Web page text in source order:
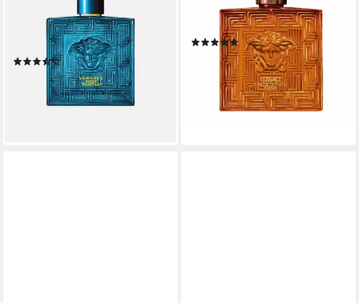
Flakon, frisch-süß, kraftvolle
maskuline Signatur
(15)
ab 83,26 € UVP102,73 €
(832,60 €/ 1 l)
Glasflakon, Parfüm EXTRAIT,
Herrenduft
(2)
ab 82,26 €
(164,52 €/ 100 ml)
lieferbar - in 6-7 Werktagen bei dir